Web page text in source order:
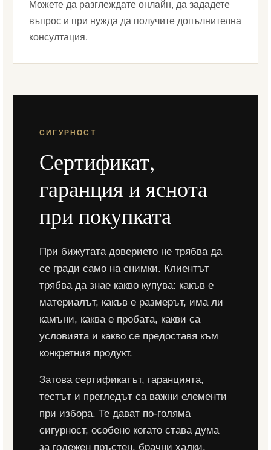
Можете да разглеждате онлайн, да зададете
въпрос и при нужда да получите допълнителна
консултация.
СИГУРНОСТ
Сертификат,
гаранция и яснота
при покупката
При бижутата доверието не трябва да
се гради само на снимки. Клиентът
трябва да знае какво купува: какъв е
материалът, какъв е размерът, има ли
камъни, каква е пробата, какви са
условията и какво се предоставя към
конкретния продукт.
Затова сертификатът, гаранцията,
тестът и прегледът са важни елементи
при избора. Те дават по-голяма
сигурност, особено когато става дума
за годежен пръстен, брачни халки,